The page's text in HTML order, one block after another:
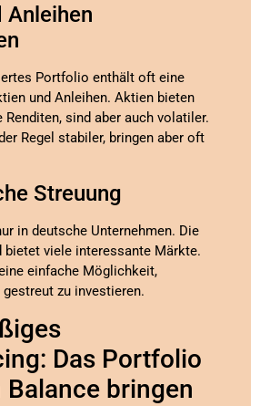
Anleihen
Portfolio enthält oft eine
und Anleihen. Aktien bieten
Renditen, sind aber auch volatiler.
Regel stabiler, bringen aber oft
Streuung
in deutsche Unternehmen. Die
bietet viele interessante Märkte.
einfache Möglichkeit,
zu investieren.
Das Portfolio
bringen